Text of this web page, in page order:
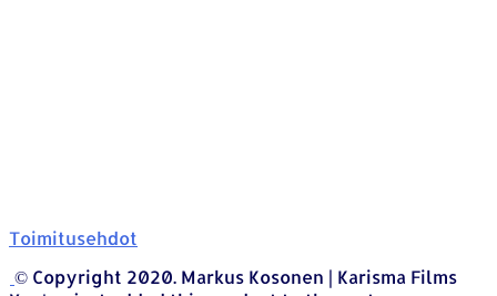
Toimitusehdot
© Copyright 2020. Markus Kosonen | Karisma Films